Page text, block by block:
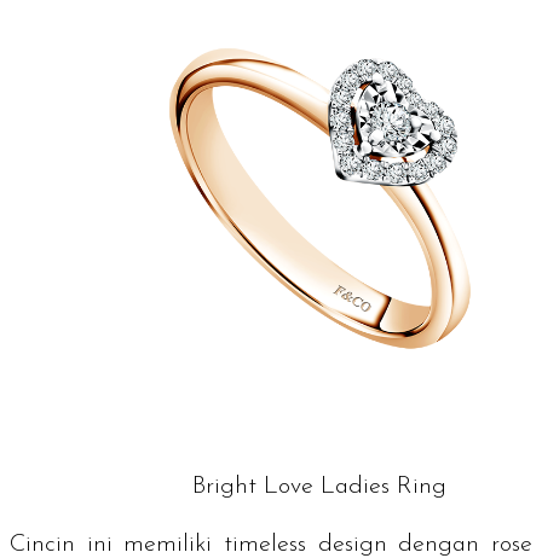
Bright Love Ladies Ring
Cincin ini memiliki timeless design dengan rose